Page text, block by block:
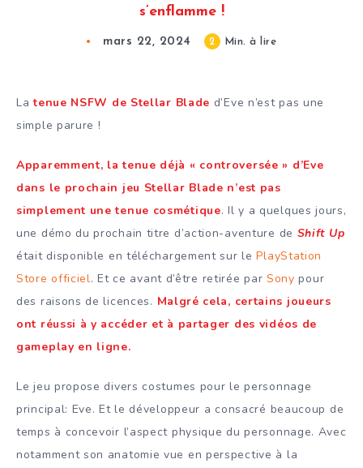
s’enflamme !
mars 22, 2024 2 Min. à lire
Latenue NSFW de Stellar Blade d’Eve n’est pas une
simple parure !
Apparemment, la tenue déjà « controversée » d’Eve
dans le prochain jeu Stellar Blade n’est pas
simplement une tenue cosmétique. Il y a quelques jours,
une démo du prochain titre d’action-aventure de Shift Up
était disponible en téléchargement sur lePlayStation
Store officiel. Et ce avant d’être retirée par Sony pour
des raisons de licences. Malgré cela, certains joueurs
ont réussi à y accéder et à partager des vidéos de
gameplay en ligne.
Le jeu propose divers costumes pour le personnage
principal: Eve. Et le développeur a consacré beaucoup de
temps à concevoir l’aspect physique du personnage. Avec
notamment son anatomie vue en perspective à la